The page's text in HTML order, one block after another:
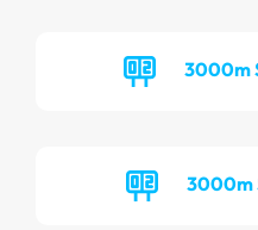
3000m
3000m